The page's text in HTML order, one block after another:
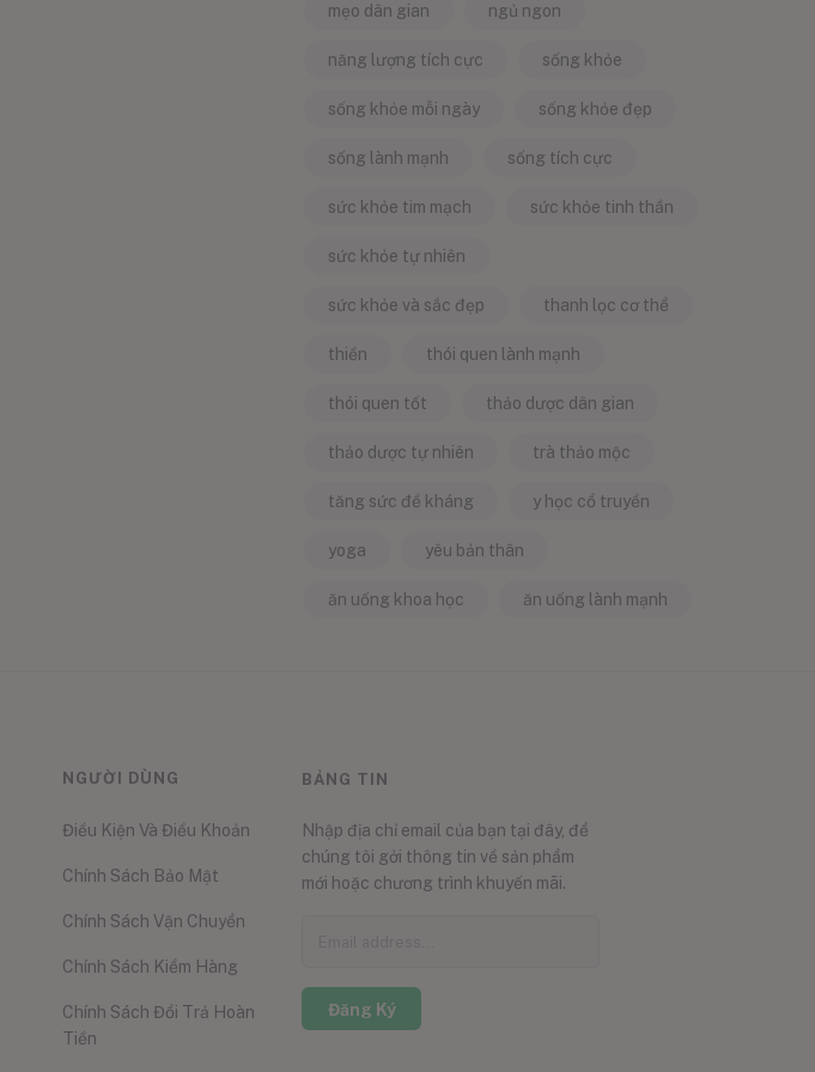
mẹo dân gian ngủ ngon
năng lượng tích cực sống khỏe
sống khỏe mỗi ngày sống khỏe đẹp
sống lành mạnh sống tích cực
sức khỏe tim mạch sức khỏe tinh thần
sức khỏe tự nhiên
sức khỏe và sắc đẹp thanh lọc cơ thể
thiền thói quen lành mạnh
thói quen tốt thảo dược dân gian
thảo dược tự nhiên trà thảo mộc
tăng sức đề kháng y học cổ truyền
yoga yêu bản thân
ăn uống khoa học ăn uống lành mạnh
NGƯỜI DÙNG
Điều Kiện Và Điều Khoản
Chính Sách Bảo Mật
Chính Sách Vận Chuyển
Chính Sách Kiểm Hàng
Chính Sách Đổi Trả Hoàn
Tiền
BẢNG TIN
Nhập địa chỉ email của bạn tại đây, để
chúng tôi gởi thông tin về sản phẩm
mới hoặc chương trình khuyến mãi.
Đăng Ký